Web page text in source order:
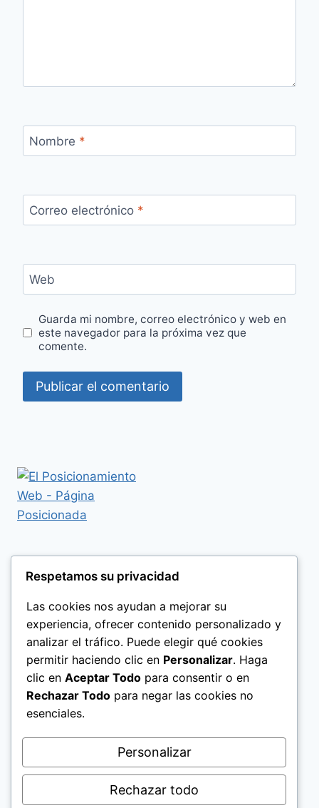
Nombre *
Correo electrónico *
Web
Guarda mi nombre, correo electrónico y web en
este navegador para la próxima vez que
comente.
Respetamos su privacidad
Las cookies nos ayudan a mejorar su
experiencia, ofrecer contenido personalizado y
analizar el tráfico. Puede elegir qué cookies
permitir haciendo clic en Personalizar. Haga
clic en Aceptar Todo para consentir o en
Rechazar Todo para negar las cookies no
esenciales.
Personalizar
Rechazar todo